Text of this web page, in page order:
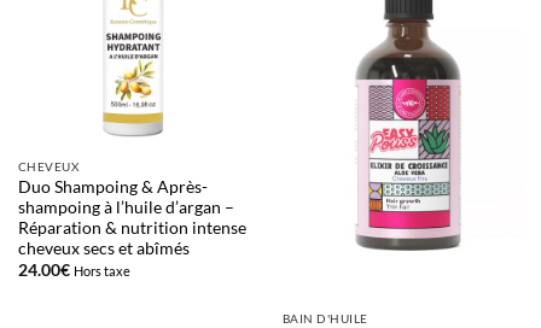
CHEVEUX
Duo Shampoing & Après-
shampoing à l’huile d’argan –
Réparation & nutrition intense
cheveux secs et abîmés
24.00€ Hors taxe
BAIN D'HUILE